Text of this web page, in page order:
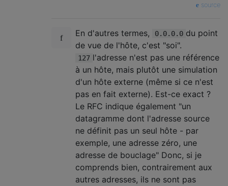
source
En d'autres termes, 0.0.0.0 du point
de vue de l'hôte, c'est "soi".
127 l'adresse n'est pas une référence
à un hôte, mais plutôt une simulation
d'un hôte externe (même si ce n'est
pas en fait externe). Est-ce exact ?
Le RFC indique également "un
datagramme dont l'adresse source
ne définit pas un seul hôte - par
exemple, une adresse zéro, une
adresse de bouclage" Donc, si je
comprends bien, contrairement aux
autres adresses, ils ne sont pas